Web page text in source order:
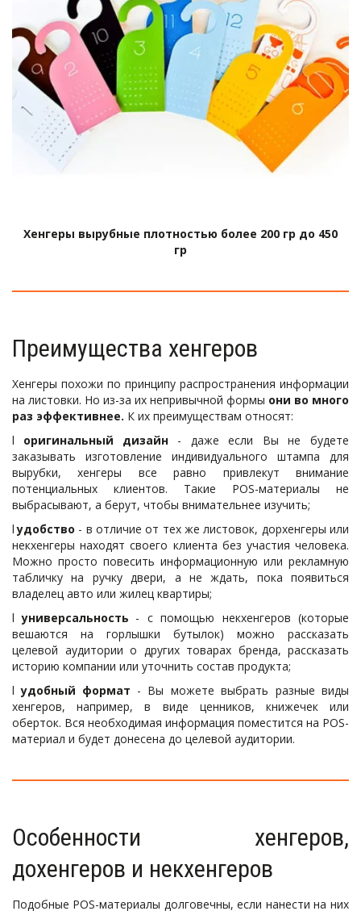
Хенгеры вырубные плотностью более 200 гр до 450
гр
Преимущества хенгеров
Хенгеры похожи по принципу распространения информации
на листовки. Но из-за их непривычной формы они во много
раз эффективнее. К их преимуществам относят:
l оригинальный дизайн- даже если Вы не будете
заказывать изготовление индивидуального штампа для
вырубки, хенгеры все равно привлекут внимание
потенциальных клиентов. Такие POS-материалы не
выбрасывают, а берут, чтобы внимательнее изучить;
lудобство - в отличие от тех же листовок, дорхенгеры или
некхенгеры находят своего клиента без участия человека.
Можно просто повесить информационную или рекламную
табличку на ручку двери, а не ждать, пока появиться
владелец авто или жилец квартиры;
lуниверсальность - с помощью некхенгеров (которые
вешаются на горлышки бутылок) можно рассказать
целевой аудитории о других товарах бренда, рассказать
историю компании или уточнить состав продукта;
lудобный формат - Вы можете выбрать разные виды
хенгеров, например, в виде ценников, книжечек или
оберток. Вся необходимая информация поместится на POS-
материал и будет донесена до целевой аудитории.
Особенности хенгеров,
дохенгеров и некхенгеров
Подобные POS-материалы долговечны, если нанести на них